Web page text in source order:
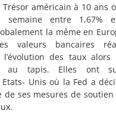
américain à 10 ans
entre 1,67%
la même en
valeurs bancaires
l’évolution des taux
au tapis. Elles ont
Unis où la Fed a
de ses mesures de